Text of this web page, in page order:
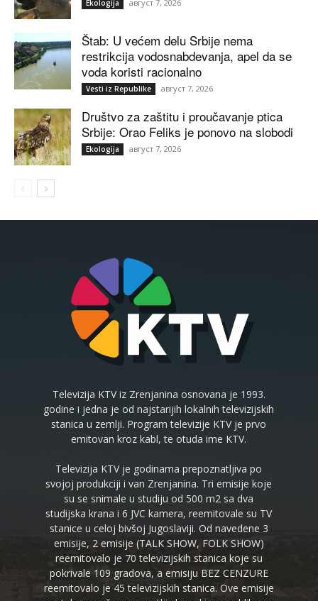
Ekologija август 7, 2026
Štab: U većem delu Srbije nema
restrikcija vodosnabdevanja, apel da se
voda koristi racionalno
Vesti iz Republike август 7, 2026
Društvo za zaštitu i proučavanje ptica
Srbije: Orao Feliks je ponovo na slobodi
Ekologija август 7, 2026
Televizija KTV iz Zrenjanina osnovana je 1993.
godine i jedna je od najstarijih lokalnih televizijskih
stanica u zemlji. Program televizije KTV je prvo
emitovan kroz kabl, te otuda ime KTV.
Televizija KTV je godinama prepoznatljiva po
svojoj produkciji i van Zrenjanina. Tri emisije koje
su se snimale u studiju od 500 m2 sa dva
studijska krana i 6 JVC kamera, reemitovale su TV
stanice u celoj bivšoj Jugoslaviji. Od navedene 3
emisije, 2 emisije (TALK SHOW, FOLK SHOW)
reemitovalo je 70 televizijskih stanica koje su
pokrivale 109 gradova, a emisiju BEZ CENZURE
reemitovalo je 45 televizijskih stanica. Ove emisije